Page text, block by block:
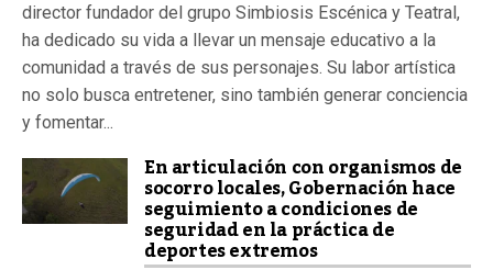
director fundador del grupo Simbiosis Escénica y Teatral,
ha dedicado su vida a llevar un mensaje educativo a la
comunidad a través de sus personajes. Su labor artística
no solo busca entretener, sino también generar conciencia
y fomentar...
En articulación con organismos de
socorro locales, Gobernación hace
seguimiento a condiciones de
seguridad en la práctica de
deportes extremos